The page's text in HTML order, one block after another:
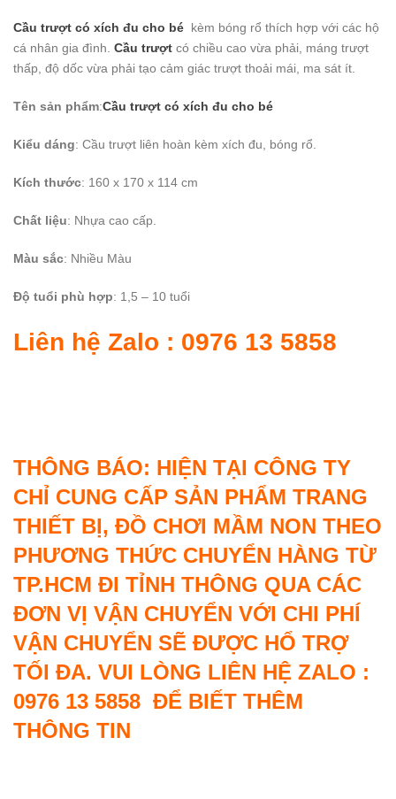
Cầu trượt có xích đu cho bé kèm bóng rổ thích hợp với các hộ
cá nhân gia đình. Cầu trượt có chiều cao vừa phải, máng trượt
thấp, độ dốc vừa phải tạo cảm giác trượt thoải mái, ma sát ít.
Tên sản phẩm:Cầu trượt có xích đu cho bé
Kiểu dáng: Cầu trượt liên hoàn kèm xích đu, bóng rổ.
Kích thước: 160 x 170 x 114 cm
Chất liệu: Nhựa cao cấp.
Màu sắc: Nhiều Màu
Độ tuổi phù hợp: 1,5 – 10 tuổi
Liên hệ Zalo : 0976 13 5858
THÔNG BÁO: HIỆN TẠI CÔNG TY
CHỈ CUNG CẤP SẢN PHẨM TRANG
THIẾT BỊ, ĐỒ CHƠI MẦM NON THEO
PHƯƠNG THỨC CHUYỂN HÀNG TỪ
TP.HCM ĐI TỈNH THÔNG QUA CÁC
ĐƠN VỊ VẬN CHUYỂN VỚI CHI PHÍ
VẬN CHUYỂN SẼ ĐƯỢC HỔ TRỢ
TỐI ĐA. VUI LÒNG LIÊN HỆ ZALO :
0976 13 5858 ĐỂ BIẾT THÊM
THÔNG TIN